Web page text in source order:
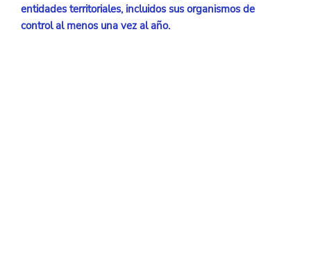
entidades territoriales, incluidos sus organismos de
control al menos una vez al año.